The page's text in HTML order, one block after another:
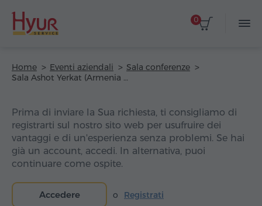
0
Home Eventi aziendali
Sala conferenze
Sala Ashot Yerkat (Armenia Marriott Hotel)
Prima di inviare la Sua richiesta, ti consigliamo di
registrarti sul nostro sito web per usufruire dei
vantaggi e di un'esperienza senza problemi. Se hai
già un account, accedi. In alternativa, puoi
continuare come ospite.
Accedere o Registrati